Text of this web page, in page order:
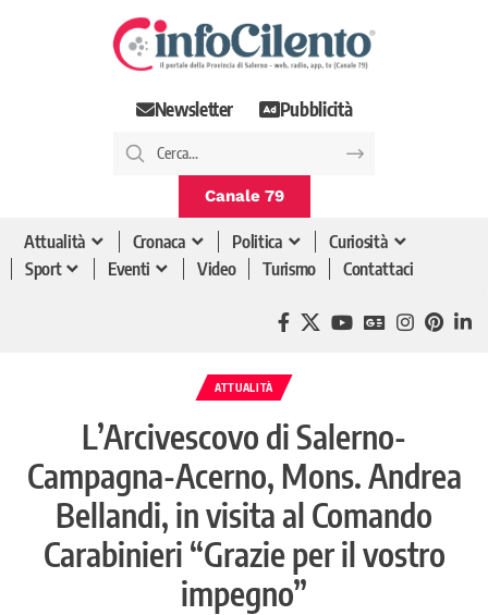
Newsletter Pubblicità
Canale 79
Attualità Cronaca Politica
Curiosità
Sport
Eventi Video Turismo Contattaci
ATTUALITÀ
L’Arcivescovo di Salerno-
Campagna-Acerno, Mons. Andrea
Bellandi, in visita al Comando
Carabinieri “Grazie per il vostro
impegno”